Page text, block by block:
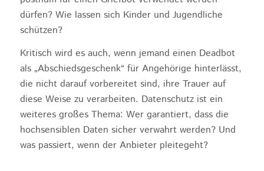
dürfen? Wie lassen sich Kinder und Jugendliche
schützen?
Kritisch wird es auch, wenn jemand einen Deadbot
als „Abschiedsgeschenk“ für Angehörige hinterlässt,
die nicht darauf vorbereitet sind, ihre Trauer auf
diese Weise zu verarbeiten. Datenschutz ist ein
weiteres großes Thema: Wer garantiert, dass die
hochsensiblen Daten sicher verwahrt werden? Und
was passiert, wenn der Anbieter pleitegeht?